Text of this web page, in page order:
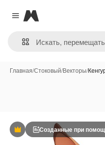
Close menu
Magnific
Главная/Стоковый/Векторы/
ПремиумСозданные при